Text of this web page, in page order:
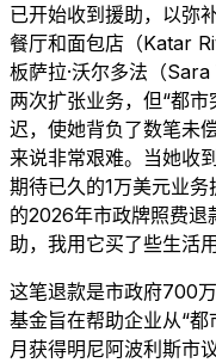
已开始收到援助，以弥
餐厅和面包店（Katar
板萨拉·沃尔多法（
两次扩张业务，但“都
迟，使她背负了数笔未
来说非常艰难。当她收
期待已久的1万美元业
的2026年市政牌照费退
助，我用它买了些生活
这笔退款是市政府700
基金旨在帮助企业从“
月获得明尼阿波利斯市